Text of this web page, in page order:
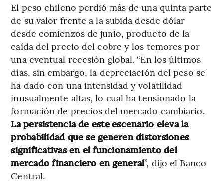
El peso chileno perdió más de una quinta parte
de su valor frente a la subida desde dólar
desde comienzos de junio, producto de la
caída del precio del cobre y los temores por
una eventual recesión global. “En los últimos
días, sin embargo, la depreciación del peso se
ha dado con una intensidad y volatilidad
inusualmente altas, lo cual ha tensionado la
formación de precios del mercado cambiario.
La persistencia de este escenario eleva la
probabilidad que se generen distorsiones
significativas en el funcionamiento del
mercado financiero en general”, dijo el Banco
Central.